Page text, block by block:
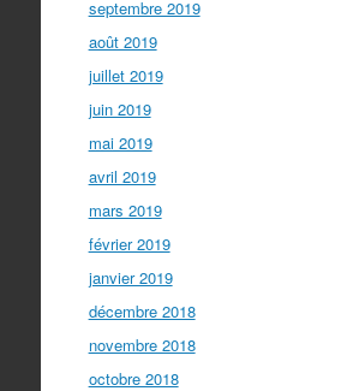
septembre 2019
août 2019
juillet 2019
juin 2019
mai 2019
avril 2019
mars 2019
février 2019
janvier 2019
décembre 2018
novembre 2018
octobre 2018